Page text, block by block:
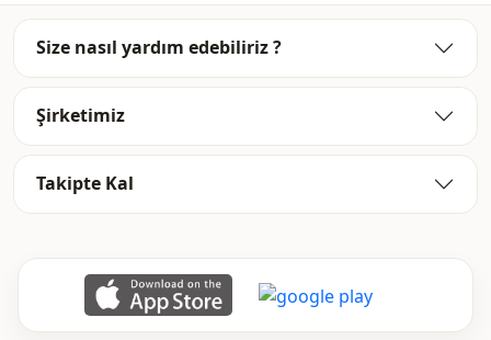
Size nasıl yardım edebiliriz ?
Şirketimiz
Takipte Kal